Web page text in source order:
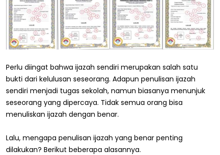
Perlu diingat bahwa ijazah sendiri merupakan salah satu
bukti dari kelulusan seseorang. Adapun penulisan ijazah
sendiri menjadi tugas sekolah, namun biasanya menunjuk
seseorang yang dipercaya. Tidak semua orang bisa
menuliskan ijazah dengan benar.
Lalu, mengapa penulisan ijazah yang benar penting
dilakukan? Berikut beberapa alasannya.